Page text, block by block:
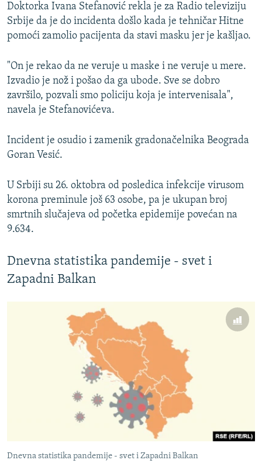
Doktorka Ivana Stefanović rekla je za Radio televiziju
Srbije da je do incidenta došlo kada je tehničar Hitne
pomoći zamolio pacijenta da stavi masku jer je kašljao.
"On je rekao da ne veruje u maske i ne veruje u mere.
Izvadio je nož i pošao da ga ubode. Sve se dobro
završilo, pozvali smo policiju koja je intervenisala",
navela je Stefanovićeva.
Incident je osudio i zamenik gradonačelnika Beograda
Goran Vesić.
U Srbiji su 26. oktobra od posledica infekcije virusom
korona preminule još 63 osobe, pa je ukupan broj
smrtnih slučajeva od početka epidemije povećan na
9.634.
Dnevna statistika pandemije - svet i
Zapadni Balkan
Dnevna statistika pandemije - svet i Zapadni Balkan